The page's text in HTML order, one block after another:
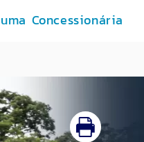
Concessionária